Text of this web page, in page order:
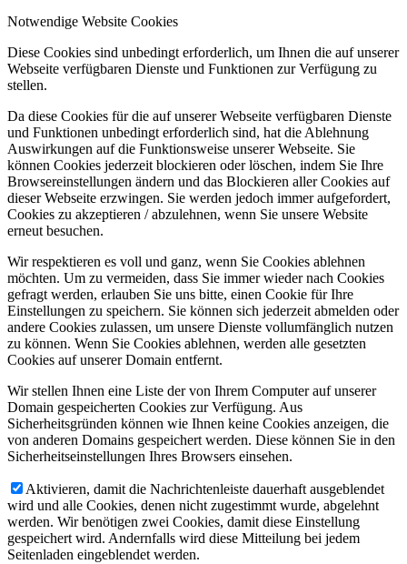
Notwendige Website Cookies
Diese Cookies sind unbedingt erforderlich, um Ihnen die auf unserer
Webseite verfügbaren Dienste und Funktionen zur Verfügung zu
stellen.
Da diese Cookies für die auf unserer Webseite verfügbaren Dienste
und Funktionen unbedingt erforderlich sind, hat die Ablehnung
Auswirkungen auf die Funktionsweise unserer Webseite. Sie
können Cookies jederzeit blockieren oder löschen, indem Sie Ihre
Browsereinstellungen ändern und das Blockieren aller Cookies auf
dieser Webseite erzwingen. Sie werden jedoch immer aufgefordert,
Cookies zu akzeptieren / abzulehnen, wenn Sie unsere Website
erneut besuchen.
Wir respektieren es voll und ganz, wenn Sie Cookies ablehnen
möchten. Um zu vermeiden, dass Sie immer wieder nach Cookies
gefragt werden, erlauben Sie uns bitte, einen Cookie für Ihre
Einstellungen zu speichern. Sie können sich jederzeit abmelden oder
andere Cookies zulassen, um unsere Dienste vollumfänglich nutzen
zu können. Wenn Sie Cookies ablehnen, werden alle gesetzten
Cookies auf unserer Domain entfernt.
Wir stellen Ihnen eine Liste der von Ihrem Computer auf unserer
Domain gespeicherten Cookies zur Verfügung. Aus
Sicherheitsgründen können wie Ihnen keine Cookies anzeigen, die
von anderen Domains gespeichert werden. Diese können Sie in den
Sicherheitseinstellungen Ihres Browsers einsehen.
Aktivieren, damit die Nachrichtenleiste dauerhaft ausgeblendet
wird und alle Cookies, denen nicht zugestimmt wurde, abgelehnt
werden. Wir benötigen zwei Cookies, damit diese Einstellung
gespeichert wird. Andernfalls wird diese Mitteilung bei jedem
Seitenladen eingeblendet werden.